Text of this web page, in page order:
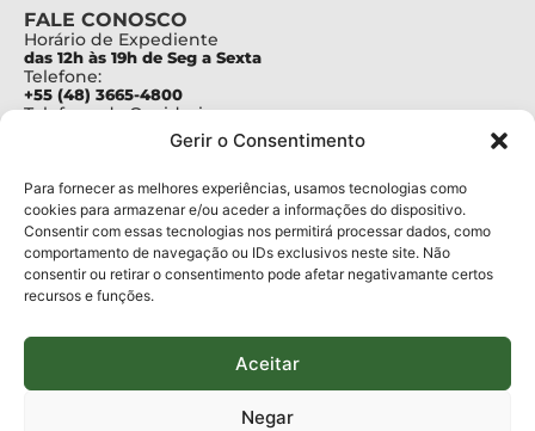
Gerir o Consentimento
Para fornecer as melhores experiências, usamos tecnologias como
cookies para armazenar e/ou aceder a informações do dispositivo.
Consentir com essas tecnologias nos permitirá processar dados, como
comportamento de navegação ou IDs exclusivos neste site. Não
consentir ou retirar o consentimento pode afetar negativamante certos
recursos e funções.
Aceitar
Negar
FALE CONOSCO
Horário de Expediente
das 12h às 19h de Seg a Sexta
Telefone:
+55 (48) 3665-4800
Telefone da Ouvidoria
Para assuntos relacionados à Pesquisa
pesquisa@fapesc.sc.gov.br
Para assuntos relacionados à Inovação
inovacao@fapesc.sc.gov.br
Para assuntos relacionados à Bolsas
bolsas@fapesc.sc.gov.br
Para assuntos relacionados à Prestação de Contas
Para assuntos relacionados à Plataforma
plataforma@fapesc.sc.gov.br
Jair Artur da Silva dpo@fapesc.sc.gov.br 3665-4831